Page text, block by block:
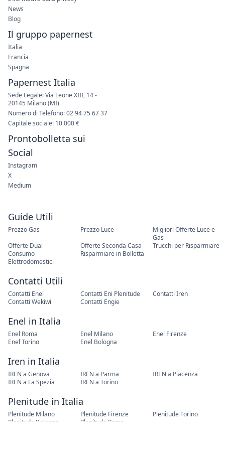
Guide Utili
Prezzo Gas Prezzo Luce
Migliori Offerte Luce e
Gas
Offerte Dual
Offerte Seconda Casa
Trucchi per Risparmiare
Consumo
Elettrodomestici
Risparmiare in Bolletta
Contatti Utili
Contatti Enel Contatti Eni Plenitude
Contatti Iren
Contatti Wekiwi
Contatti Engie
Enel in Italia
Enel Roma Enel Milano
Enel Firenze
Enel Torino
Enel Bologna
Iren in Italia
IREN a Genova IREN a Parma
IREN a Piacenza
IREN a La Spezia
IREN a Torino
Plenitude in Italia
Plenitude Milano Plenitude Firenze
Plenitude Torino
Plenitude Bologna
Plenitude Roma
News
Blog
Il gruppo papernest
Italia
Francia
Spagna
Papernest Italia
Sede Legale: Via Leone XIII, 14 -
20145 Milano (MI)
Numero di Telefono: 02 94 75 67 37
Capitale sociale: 10 000 €
Prontobolletta sui
Social
Instagram
X
Medium